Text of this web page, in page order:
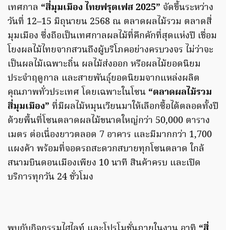
เทศกาล “สี่มุมเมือง ไทยฟรุตเฟส 2025” จัดขึ้นระหว่าง
วันที่ 12–15 มิถุนายน 2568 ณ ตลาดผลไม้รวม ตลาดสี่
มุมเมือง ซึ่งถือเป็นเทศกาลผลไม้ที่คึกคักที่สุดแห่งปี เชื่อม
โยงผลไม้ไทยจากสวนถึงผู้บริโภคอย่างครบวงจร ไม่ว่าจะ
เป็นผลไม้เฉพาะถิ่น ผลไม้ส่งออก หรือผลไม้ยอดนิยม
ประจำฤดูกาล และสายพันธุ์ยอดนิยมจากแหล่งผลิต
คุณภาพทั่วประเทศ โดยเฉพาะในโซน “ตลาดผลไม้รวม
สี่มุมเมือง” ที่มีผลไม้หมุนเวียนมาให้เลือกซื้อได้ตลอดทั้งปี
ด้วยพื้นที่โซนตลาดผลไม้ขนาดใหญ่กว่า 50,000 ตาราง
เมตร ต่อเนื่องยาวตลอด 7 อาคาร และมีมากกว่า 1,700
แผงค้า พร้อมที่จอดรถสะดวกสบายทุกโซนตลาด ใกล้
สนามบินดอนเมืองเพียง 10 นาที สินค้าครบ และเปิด
บริการทุกวัน 24 ชั่วโมง